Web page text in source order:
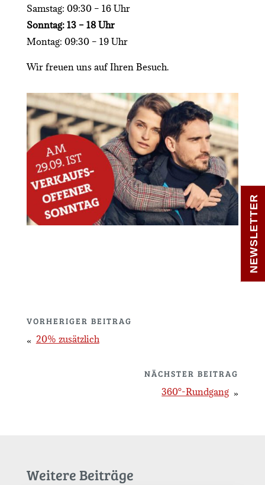
Samstag: 09:30 – 16 Uhr
Sonntag: 13 – 18 Uhr
Montag: 09:30 – 19 Uhr
Wir freuen uns auf Ihren Besuch.
VORHERIGER BEITRAG
20% zusätzlich
NÄCHSTER BEITRAG
360°-Rundgang
Weitere Beiträge
NEWSLETTER